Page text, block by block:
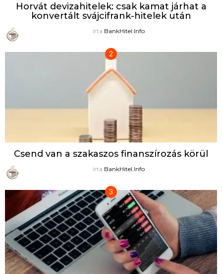
Horvát devizahitelek: csak kamat járhat a
konvertált svájcifrank-hitelek után
írta BankHitel.Info
Csend van a szakaszos finanszírozás körül
írta BankHitel.Info